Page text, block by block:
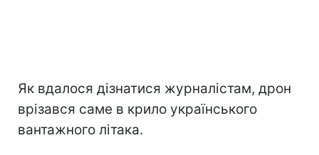
Як вдалося дізнатися журналістам, дрон
врізався саме в крило українського
вантажного літака.